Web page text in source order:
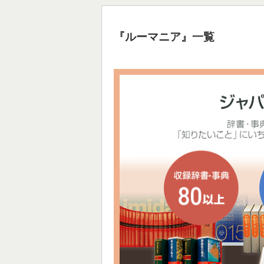
『ルーマニア』一覧